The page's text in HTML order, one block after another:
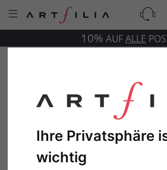
Ihre Privatsphäre
wichtig
10% AUFALLE